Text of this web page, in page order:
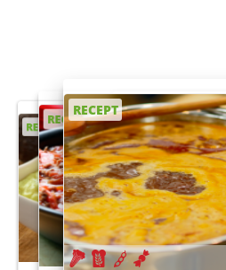
RECEPT
RECEPT
RECEPT
RECEPT
RECEPT